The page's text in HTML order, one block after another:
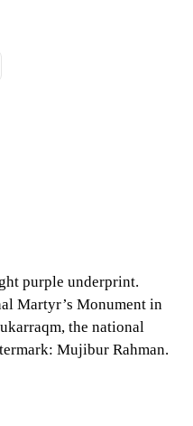
purple underprint.
Martyr’s Monument in
the national
Mujibur Rahman.